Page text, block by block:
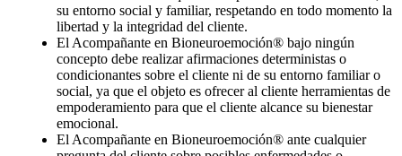
su entorno social y familiar, respetando en todo momento la
libertad y la integridad del cliente.
El Acompañante en Bioneuroemoción® bajo ningún
concepto debe realizar afirmaciones deterministas o
condicionantes sobre el cliente ni de su entorno familiar o
social, ya que el objeto es ofrecer al cliente herramientas de
empoderamiento para que el cliente alcance su bienestar
emocional.
El Acompañante en Bioneuroemoción® ante cualquier